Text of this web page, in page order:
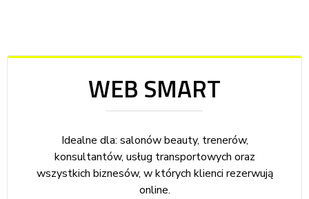
WEB SMART
Idealne dla: salonów beauty, trenerów,
konsultantów, usług transportowych oraz
wszystkich biznesów, w których klienci rezerwują
online.